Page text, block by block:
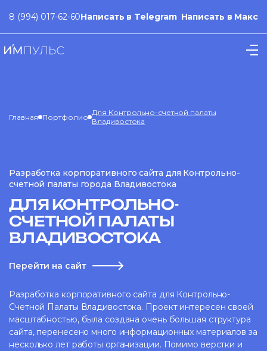
8 (994) 017-62-60Написать в Telegram Написать в Макс
Главная Портфолио Для Контрольно-счетной палаты
Владивостока
Разработка корпоративного сайта для Контрольно-
счетной палаты города Владивостока
ДЛЯ КОНТРОЛЬНО-
СЧЕТНОЙ ПАЛАТЫ
ВЛАДИВОСТОКА
Перейти на сайт
Разработка корпоративного сайта для Контрольно-
Счетной Палаты Владивостока. Проект интересен своей
масштабностью, была создана очень большая структура
сайта, перенесено много информационных материалов за
несколько лет работы организации. Помимо верстки и